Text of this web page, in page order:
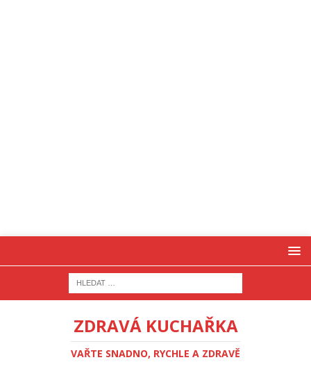
ZDRAVÁ KUCHAŘKA
VAŘTE SNADNO, RYCHLE A ZDRAVĚ